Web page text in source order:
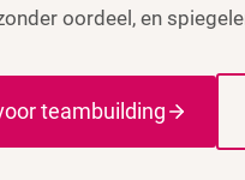
oordeel, en
teambuilding